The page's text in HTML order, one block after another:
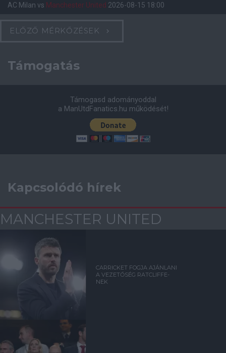
AC Milan vs Manchester United 2026-08-15 18:00
ELŐZŐ MÉRKŐZÉSEK
Támogatás
Támogasd adományoddal
a ManUtdFanatics.hu működését!
Kapcsolódó hírek
MANCHESTER UNITED
CARRICKET FOGJA AJÁNLANI
A VEZETŐSÉG RATCLIFFE-
NEK